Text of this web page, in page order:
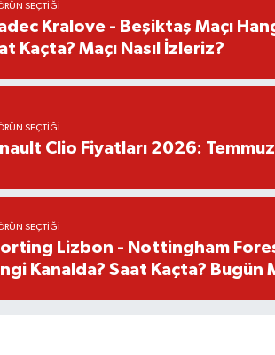
SEÇTIĞI
Kralove - Beşiktaş Maçı
Kaçta? Maçı Nasıl İzleriz?
SEÇTIĞI
Clio Fiyatları 2026:
SEÇTIĞI
Lizbon - Nottingham
Kanalda? Saat Kaçta? Bugün